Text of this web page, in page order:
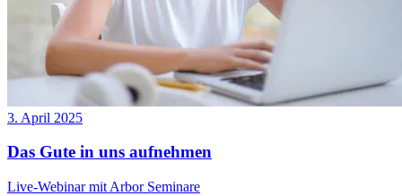
3. April 2025
Das Gute in uns aufnehmen
Live-Webinar mit Arbor Seminare